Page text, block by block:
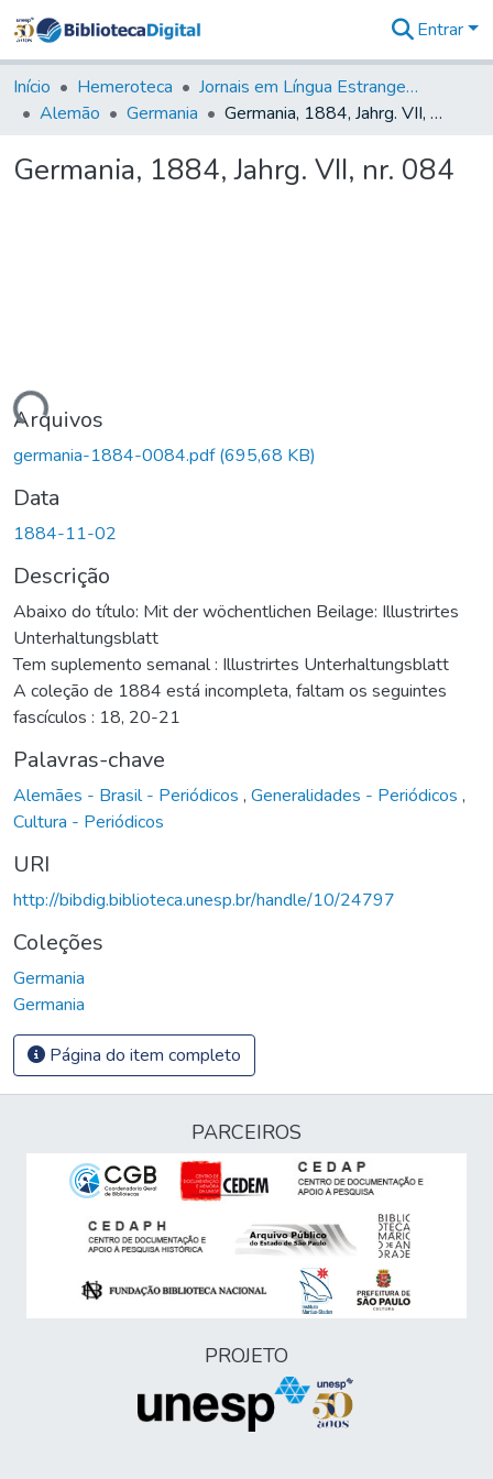
&
Coleções
Tudo na
Digital
Entrar
Início Hemeroteca
Jornais em Língua Estrangeira
Alemão
Germania Germania, 1884, Jahrg. VII, nr. 084
Germania, 1884, Jahrg. VII, nr. 084
Arquivos
germania-1884-0084.pdf(695,68 KB)
Data
1884-11-02
Descrição
Abaixo do título: Mit der wöchentlichen Beilage: Illustrirtes
Unterhaltungsblatt
Tem suplemento semanal : Illustrirtes Unterhaltungsblatt
A coleção de 1884 está incompleta, faltam os seguintes
fascículos : 18, 20-21
Palavras-chave
Alemães - Brasil - Periódicos , Generalidades - Periódicos ,
Cultura - Periódicos
URI
http://bibdig.biblioteca.unesp.br/handle/10/24797
Coleções
Germania
Germania
Página do item completo
PARCEIROS
PROJETO